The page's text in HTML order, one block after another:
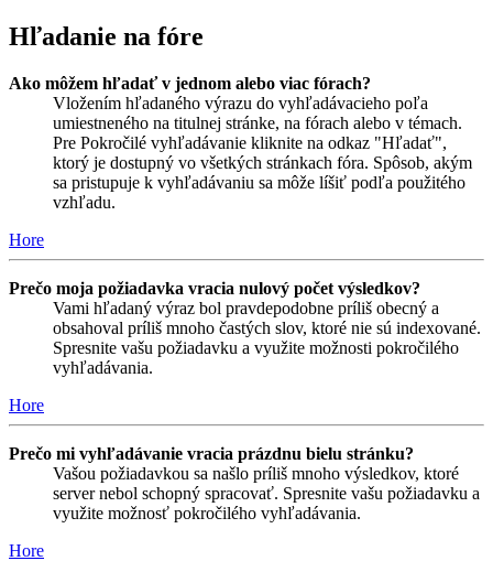
Hľadanie na fóre
Ako môžem hľadať v jednom alebo viac fórach?
Vložením hľadaného výrazu do vyhľadávacieho poľa
umiestneného na titulnej stránke, na fórach alebo v témach.
Pre Pokročilé vyhľadávanie kliknite na odkaz "Hľadať",
ktorý je dostupný vo všetkých stránkach fóra. Spôsob, akým
sa pristupuje k vyhľadávaniu sa môže líšiť podľa použitého
vzhľadu.
Hore
Prečo moja požiadavka vracia nulový počet výsledkov?
Vami hľadaný výraz bol pravdepodobne príliš obecný a
obsahoval príliš mnoho častých slov, ktoré nie sú indexované.
Spresnite vašu požiadavku a využite možnosti pokročilého
vyhľadávania.
Hore
Prečo mi vyhľadávanie vracia prázdnu bielu stránku?
Vašou požiadavkou sa našlo príliš mnoho výsledkov, ktoré
server nebol schopný spracovať. Spresnite vašu požiadavku a
využite možnosť pokročilého vyhľadávania.
Hore